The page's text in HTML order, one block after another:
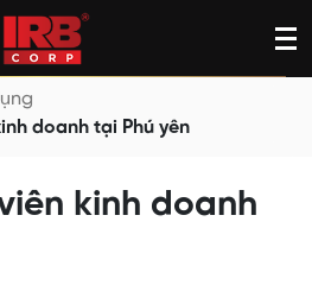
doanh tại Phú yên
kinh doanh